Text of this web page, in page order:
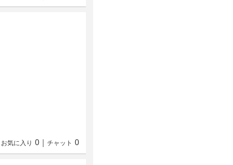
お気に入り 0 チャット 0